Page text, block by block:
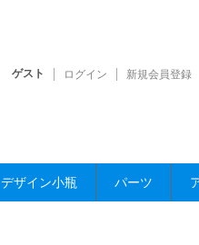
ゲスト ログイン 新規会員登録
デザイン小瓶 パーツ